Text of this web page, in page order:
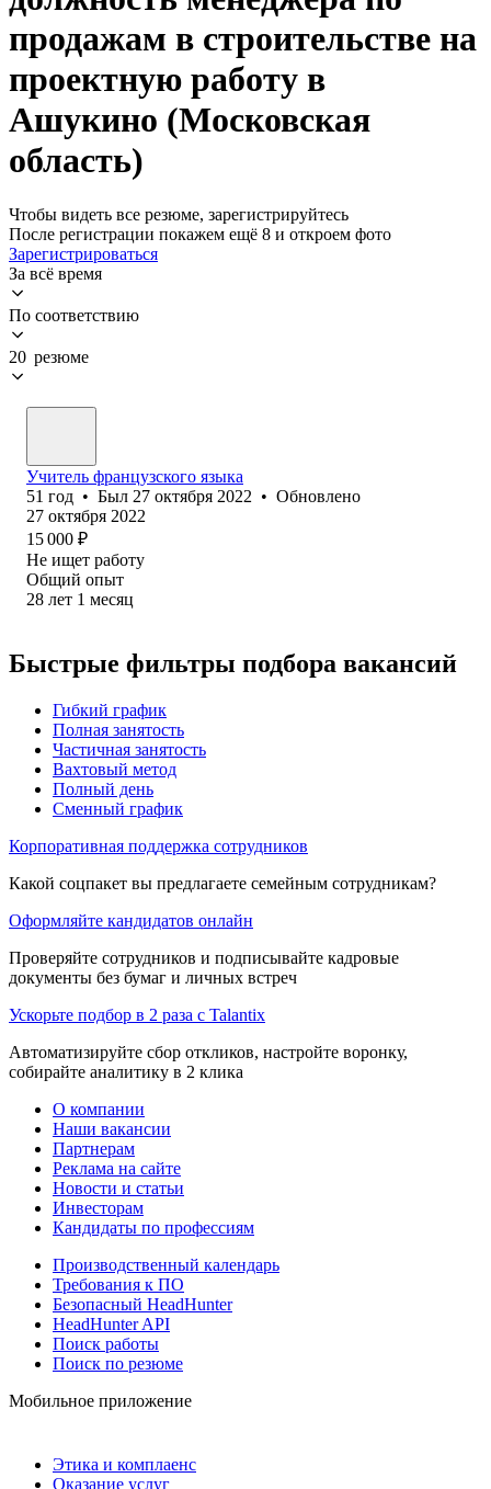
продажам в строительстве на
проектную работу в
Ашукино (Московская
область)
Чтобы видеть все резюме, зарегистрируйтесь
После регистрации покажем ещё 8 и откроем фото
Зарегистрироваться
За всё время
По соответствию
20 резюме
Учитель французского языка
51 год • Был 27 октября 2022 • Обновлено
27 октября 2022
15 000 ₽
Не ищет работу
Общий опыт
28 лет 1 месяц
Быстрые фильтры подбора вакансий
Гибкий график
Полная занятость
Частичная занятость
Вахтовый метод
Полный день
Сменный график
Корпоративная поддержка сотрудников
Какой соцпакет вы предлагаете семейным сотрудникам?
Оформляйте кандидатов онлайн
Проверяйте сотрудников и подписывайте кадровые
документы без бумаг и личных встреч
Ускорьте подбор в 2 раза с Talantix
Автоматизируйте сбор откликов, настройте воронку,
собирайте аналитику в 2 клика
О компании
Наши вакансии
Партнерам
Реклама на сайте
Новости и статьи
Инвесторам
Кандидаты по профессиям
Производственный календарь
Требования к ПО
Безопасный HeadHunter
HeadHunter API
Поиск работы
Поиск по резюме
Мобильное приложение
Этика и комплаенс
Оказание услуг